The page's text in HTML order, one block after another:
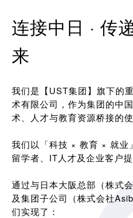
连接中日 · 传
来
我们是【UST集团】旗下的
术有限公司，作为集团的中
术、人才与教育资源桥接的使
我们以「科技 × 教育 × 就业
留学者、IT人才及企业客户
通过与日本大阪总部（株式
及集团子公司（株式会社
们实现了：